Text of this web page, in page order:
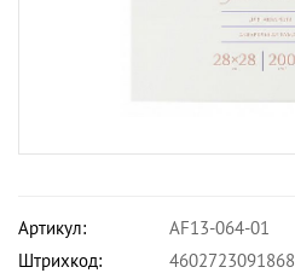
Артикул:
AF13-064-01
Штрихкод:
4602723091868